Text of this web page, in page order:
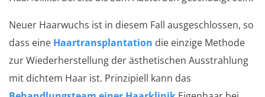
Neuer Haarwuchs ist in diesem Fall ausgeschlossen, so
dass eine Haartransplantation die einzige Methode
zur Wiederherstellung der ästhetischen Ausstrahlung
mit dichtem Haar ist. Prinzipiell kann das